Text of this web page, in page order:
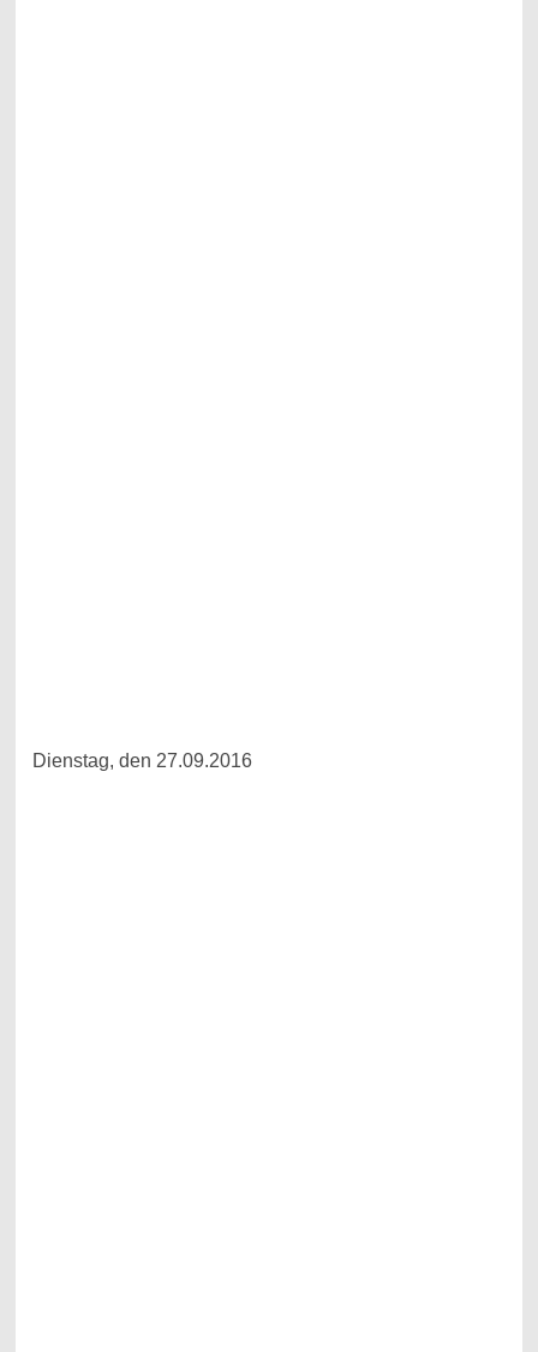
Dienstag, den 27.09.2016